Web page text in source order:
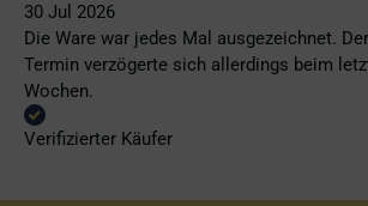
30 Jul 2026
Die Ware war jedes Mal ausgezeichnet.
Termin verzögerte sich allerdings beim
Wochen.
Verifizierter Käufer